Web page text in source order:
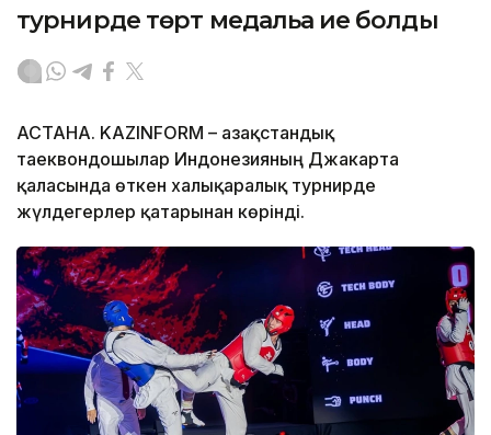
турнирде төрт медальға ие болды
АСТАНА. KAZINFORM – Қазақстандық
таеквондошылар Индонезияның Джакарта
қаласында өткен халықаралық турнирде
жүлдегерлер қатарынан көрінді.